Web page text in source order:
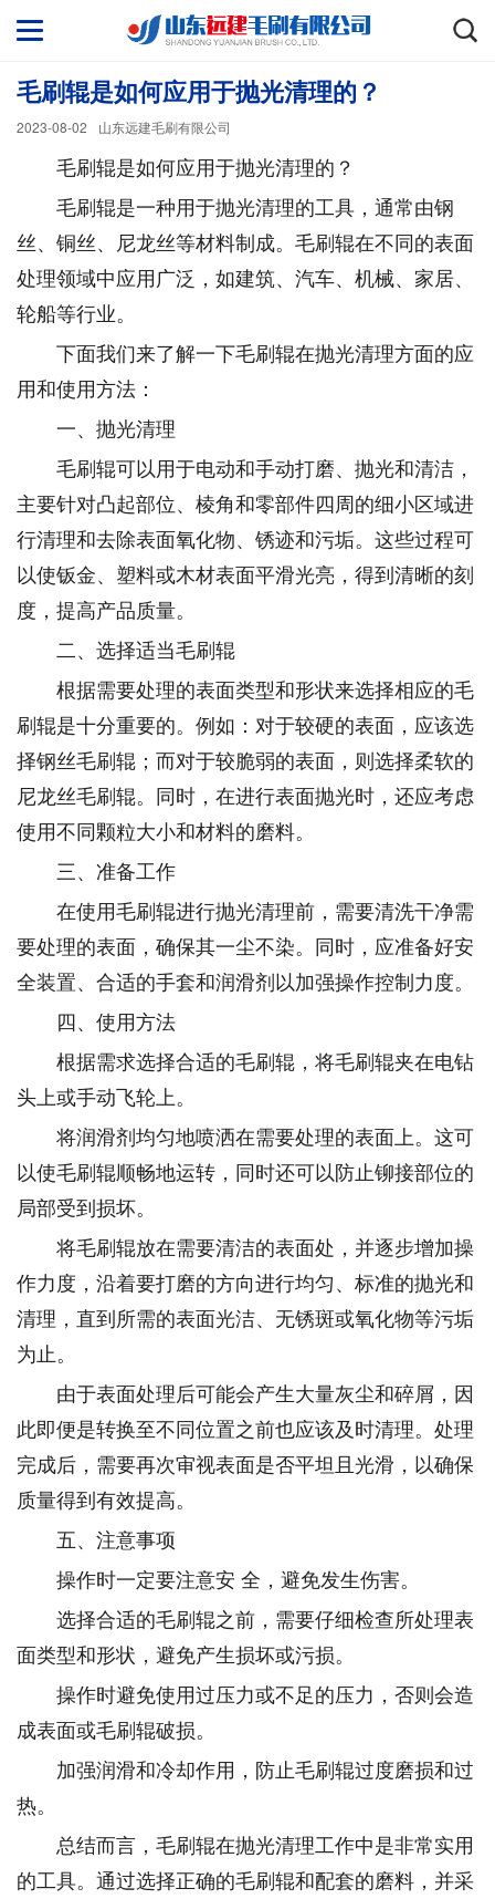
毛刷辊是如何应用于抛光清理的？
2023-08-02 山东远建毛刷有限公司
毛刷辊是如何应用于抛光清理的？
毛刷辊是一种用于抛光清理的工具，通常由钢
丝、铜丝、尼龙丝等材料制成。毛刷辊在不同的表面
处理领域中应用广泛，如建筑、汽车、机械、家居、
轮船等行业。
下面我们来了解一下毛刷辊在抛光清理方面的应
用和使用方法：
一、抛光清理
毛刷辊可以用于电动和手动打磨、抛光和清洁，
主要针对凸起部位、棱角和零部件四周的细小区域进
行清理和去除表面氧化物、锈迹和污垢。这些过程可
以使钣金、塑料或木材表面平滑光亮，得到清晰的刻
度，提高产品质量。
二、选择适当毛刷辊
根据需要处理的表面类型和形状来选择相应的毛
刷辊是十分重要的。例如：对于较硬的表面，应该选
择钢丝毛刷辊；而对于较脆弱的表面，则选择柔软的
尼龙丝毛刷辊。同时，在进行表面抛光时，还应考虑
使用不同颗粒大小和材料的磨料。
三、准备工作
在使用毛刷辊进行抛光清理前，需要清洗干净需
要处理的表面，确保其一尘不染。同时，应准备好安
全装置、合适的手套和润滑剂以加强操作控制力度。
四、使用方法
根据需求选择合适的毛刷辊，将毛刷辊夹在电钻
头上或手动飞轮上。
将润滑剂均匀地喷洒在需要处理的表面上。这可
以使毛刷辊顺畅地运转，同时还可以防止铆接部位的
局部受到损坏。
将毛刷辊放在需要清洁的表面处，并逐步增加操
作力度，沿着要打磨的方向进行均匀、标准的抛光和
清理，直到所需的表面光洁、无锈斑或氧化物等污垢
为止。
由于表面处理后可能会产生大量灰尘和碎屑，因
此即便是转换至不同位置之前也应该及时清理。处理
完成后，需要再次审视表面是否平坦且光滑，以确保
质量得到有效提高。
五、注意事项
操作时一定要注意安 全，避免发生伤害。
选择合适的毛刷辊之前，需要仔细检查所处理表
面类型和形状，避免产生损坏或污损。
操作时避免使用过压力或不足的压力，否则会造
成表面或毛刷辊破损。
加强润滑和冷却作用，防止毛刷辊过度磨损和过
热。
总结而言，毛刷辊在抛光清理工作中是非常实用
的工具。通过选择正确的毛刷辊和配套的磨料，并采